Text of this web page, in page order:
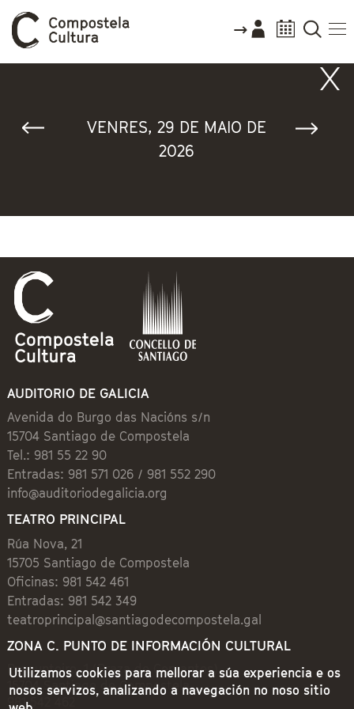
VENRES, 29 DE MAIO DE
2026
AUDITORIO DE GALICIA
Avenida do Burgo das Nacións s/n
15704 Santiago de Compostela
Tel.: 981 55 22 90
Entradas: 981 571 026 / 981 552 290
info@auditoriodegalicia.org
TEATRO PRINCIPAL
Rúa Nova, 21
15705 Santiago de Compostela
Oficinas: 981 542 461
Entradas: 981 542 349
teatroprincipal@santiagodecompostela.gal
ZONA C. PUNTO DE INFORMACIÓN CULTURAL
Preguntoiro, 1 (Praza de Cervantes)
15704 Santiago de Compostela
981 542 462
Utilizamos cookies para mellorar a súa experiencia e os
nosos servizos, analizando a navegación no noso sitio